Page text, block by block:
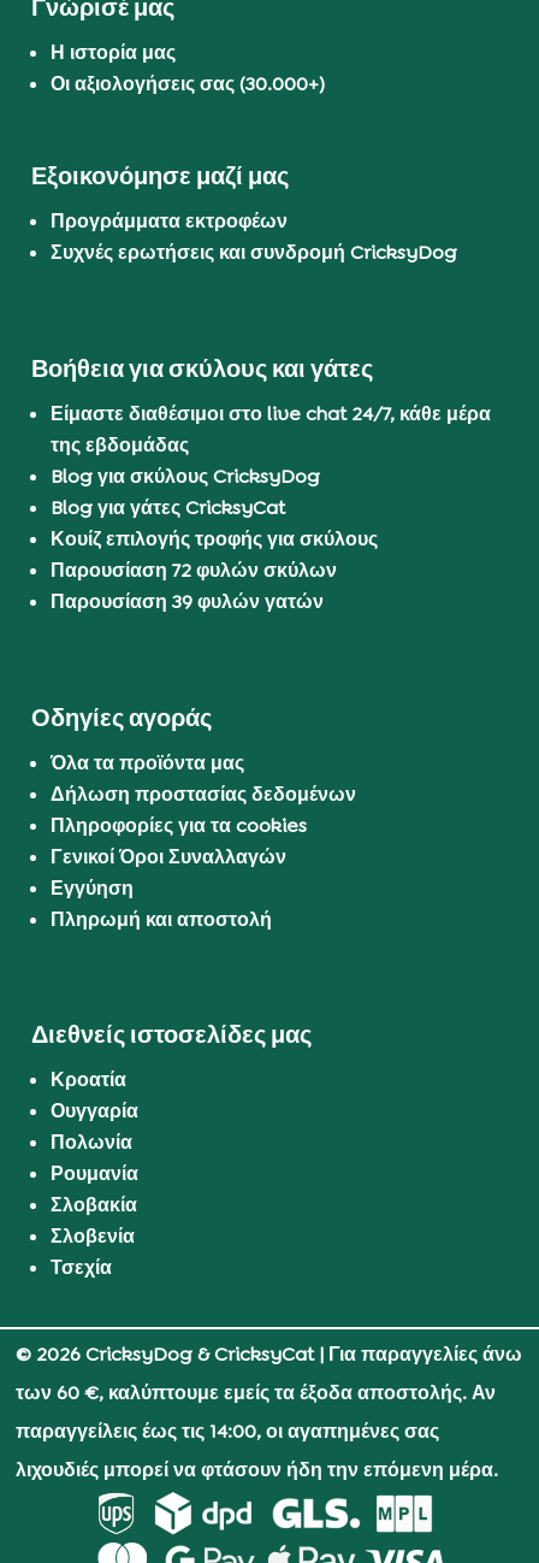
Γνώρισέ μας
Η ιστορία μας
Οι αξιολογήσεις σας (30.000+)
Εξοικονόμησε μαζί μας
Προγράμματα εκτροφέων
Συχνές ερωτήσεις και συνδρομή CricksyDog
Βοήθεια για σκύλους και γάτες
Είμαστε διαθέσιμοι στο live chat 24/7, κάθε μέρα
της εβδομάδας
Blog για σκύλους CricksyDog
Blog για γάτες CricksyCat
Κουίζ επιλογής τροφής για σκύλους
Παρουσίαση 72 φυλών σκύλων
Παρουσίαση 39 φυλών γατών
Οδηγίες αγοράς
Όλα τα προϊόντα μας
Δήλωση προστασίας δεδομένων
Πληροφορίες για τα cookies
Γενικοί Όροι Συναλλαγών
Εγγύηση
Πληρωμή και αποστολή
Διεθνείς ιστοσελίδες μας
Κροατία
Ουγγαρία
Πολωνία
Ρουμανία
Σλοβακία
Σλοβενία
Τσεχία
© 2026 CricksyDog & CricksyCat| Για παραγγελίες άνω
των 60 €, καλύπτουμε εμείς τα έξοδα αποστολής. Αν
παραγγείλεις έως τις 14:00, οι αγαπημένες σας
λιχουδιές μπορεί να φτάσουν ήδη την επόμενη μέρα.